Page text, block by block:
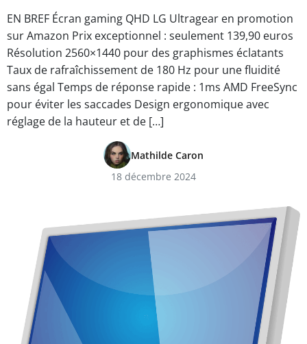
EN BREF Écran gaming QHD LG Ultragear en promotion
sur Amazon Prix exceptionnel : seulement 139,90 euros
Résolution 2560×1440 pour des graphismes éclatants
Taux de rafraîchissement de 180 Hz pour une fluidité
sans égal Temps de réponse rapide : 1ms AMD FreeSync
pour éviter les saccades Design ergonomique avec
réglage de la hauteur et de […]
Mathilde Caron
18 décembre 2024